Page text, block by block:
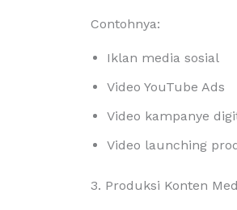
Contohnya:
Iklan media sosial
Video YouTube Ads
Video kampanye
Video launching
3. Produksi Konten